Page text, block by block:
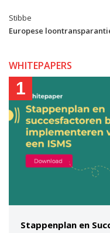
Stibbe
Europese
WHITEPAPERS
1